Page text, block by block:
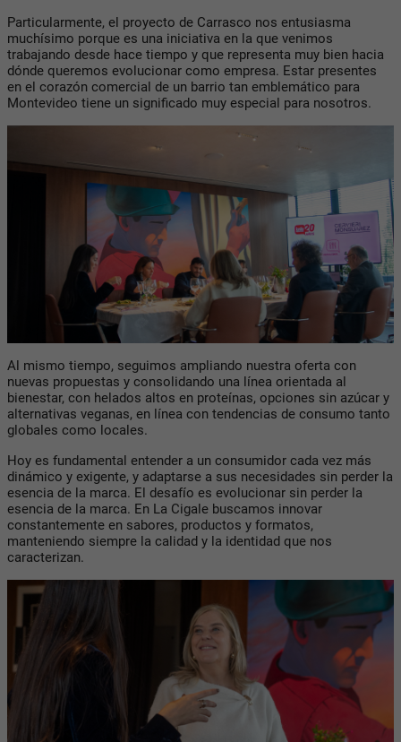
Particularmente, el proyecto de Carrasco nos entusiasma
muchísimo porque es una iniciativa en la que venimos
trabajando desde hace tiempo y que representa muy bien hacia
dónde queremos evolucionar como empresa. Estar presentes
en el corazón comercial de un barrio tan emblemático para
Montevideo tiene un significado muy especial para nosotros.
Al mismo tiempo, seguimos ampliando nuestra oferta con
nuevas propuestas y consolidando una línea orientada al
bienestar, con helados altos en proteínas, opciones sin azúcar y
alternativas veganas, en línea con tendencias de consumo tanto
globales como locales.
Hoy es fundamental entender a un consumidor cada vez más
dinámico y exigente, y adaptarse a sus necesidades sin perder la
esencia de la marca. El desafío es evolucionar sin perder la
esencia de la marca. En La Cigale buscamos innovar
constantemente en sabores, productos y formatos,
manteniendo siempre la calidad y la identidad que nos
caracterizan.